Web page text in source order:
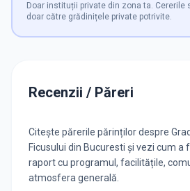
Doar instituții private din zona ta.
doar către grădinițele private potrivite.
Recenzii / Păreri
Citește părerile părinților despre
Ficusului din Bucuresti și vezi cum a
raport cu programul, facilitățile,
atmosfera generală.